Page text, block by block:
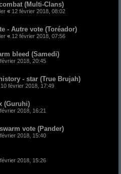
(Multi-Clans)
« 12 février 2018, 08:02
- Autre vote (Toréador)
« 12 février 2018, 07:56
bleed (Samedi)
2018, 20:45
- star (True Brujah)
10 février 2018, 17:49
(Guruhi)
2018, 16:21
vote (Pander)
2018, 15:40
2018, 15:26